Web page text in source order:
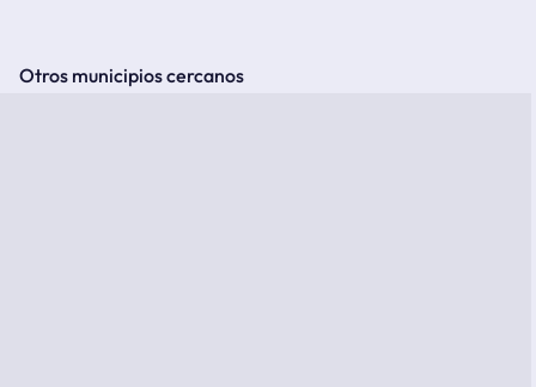
Otros municipios cercanos